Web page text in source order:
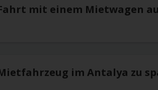
mit einem Mietwagen
im Antalya zu